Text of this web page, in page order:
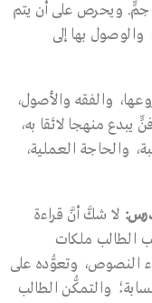
جمٍّ. ويحرص على أن يتم
بها إلى
والفقه والأصول،
منهجا لائقا به،
والحاجة العملية،
: لا شكَّ أنَّ قراءة
الطالب ملكات
النصوص، وتعوُّده على
والتمكُّن الطالب